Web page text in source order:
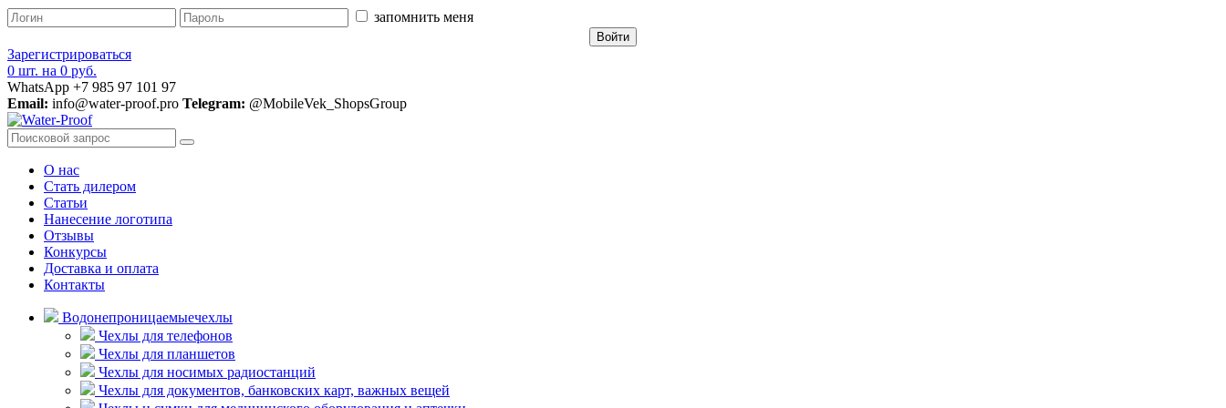
запомнить меня
Зарегистрироваться
0 шт. на 0 руб.
WhatsApp +7 985 97 101 97
Email: info@water-proof.pro Telegram: @MobileVek_ShopsGroup
О нас
Стать дилером
Статьи
Нанесение логотипа
Отзывы
Конкурсы
Доставка и оплата
Контакты
Водонепроницаемыечехлы
Чехлы для телефонов
Чехлы для планшетов
Чехлы для носимых радиостанций
Чехлы для документов, банковских карт, важных вещей